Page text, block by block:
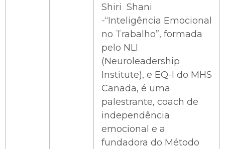
Shiri Shani
-“Inteligência Emocional
no Trabalho”, formada
pelo NLI
(Neuroleadership
Institute), e EQ-I do MHS
Canada, é uma
palestrante, coach de
independência
emocional e a
fundadora do Método